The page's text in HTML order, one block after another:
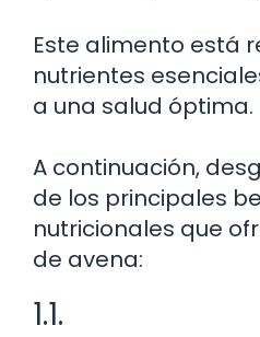
Este alimento está
nutrientes
a una salud óptima.
A continuación,
de los principales
nutricionales que
de avena:
1.1.